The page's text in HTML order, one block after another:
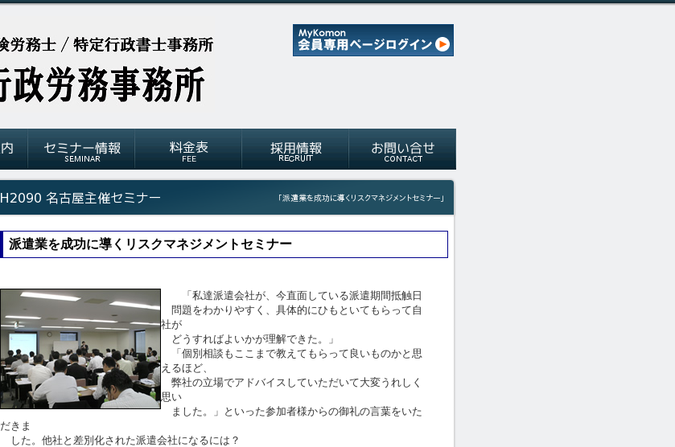
派遣業を成功に導くリスクマネジメントセミナー
「私達派遣会社が、今直面している派遣期間抵触日
問題をわかりやすく、具体的にひもといてもらって自
社が
どうすればよいかが理解できた。」
「個別相談もここまで教えてもらって良いものかと思
えるほど、
弊社の立場でアドバイスしていただいて大変うれしく
思い
ました。」といった参加者様からの御礼の言葉をいた
だきま
した。他社と差別化された派遣会社になるには？